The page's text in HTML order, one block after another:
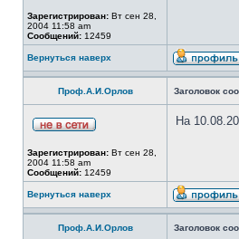
Зарегистрирован: Вт сен 28,
2004 11:58 am
Сообщений: 12459
Вернуться наверх
Проф.А.И.Орлов Заголовок
Зарегистрирован: Вт сен 28,
2004 11:58 am
Сообщений: 12459
На
Вернуться наверх
Проф.А.И.Орлов Заголовок